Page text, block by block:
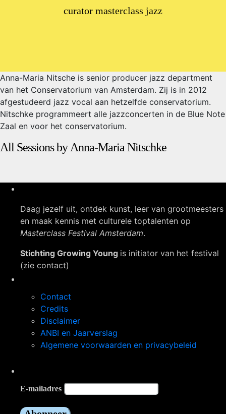
curator masterclass jazz
Anna-Maria Nitsche is senior producer jazz department
van het Conservatorium van Amsterdam. Zij is in 2012
afgestudeerd jazz vocal aan hetzelfde conservatorium.
Nitschke programmeert alle jazzconcerten in de Blue Note
Zaal en voor het conservatorium.
All Sessions by Anna-Maria Nitschke
Daag jezelf uit, ontdek kunst, leer van grootmeesters
en maak kennis met culturele toptalenten op
Masterclass Festival Amsterdam.
Stichting Growing Young is initiator van het festival
(zie contact)
Contact
Credits
Disclaimer
ANBI en Jaarverslag
Algemene voorwaarden en privacybeleid
E-mailadres